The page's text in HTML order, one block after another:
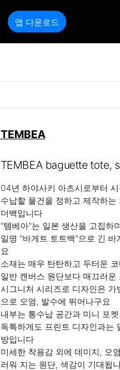
앱 다운로드
TEMBEA
TEMBEA baguette tote,
04년 하야사키 아츠시로부터
수납할 물건을 정하고 제작하
더백입니다
"템베아"는 일본 생산을 고집하
일명 "바게트 토트백"으로 긴
요
소재는 매우 탄탄하고 두터운
일반 캔버스 원단보다 매끄러
시그니처 시리즈로 디자인은
으로 오염, 발수에 뛰어나구요
내부는 통수납 공간과 미니 포
독특하게도 프린트 디자인과는
방입니다
미세한 착용감 외에 데미지, 오
러워 지는 원단, 색감이 기대됩